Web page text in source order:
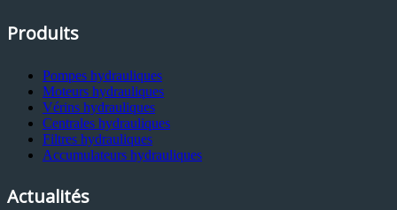
Produits
Pompes hydrauliques
Moteurs hydrauliques
Vérins hydrauliques
Centrales hydrauliques
Filtres hydrauliques
Accumulateurs hydrauliques
Actualités